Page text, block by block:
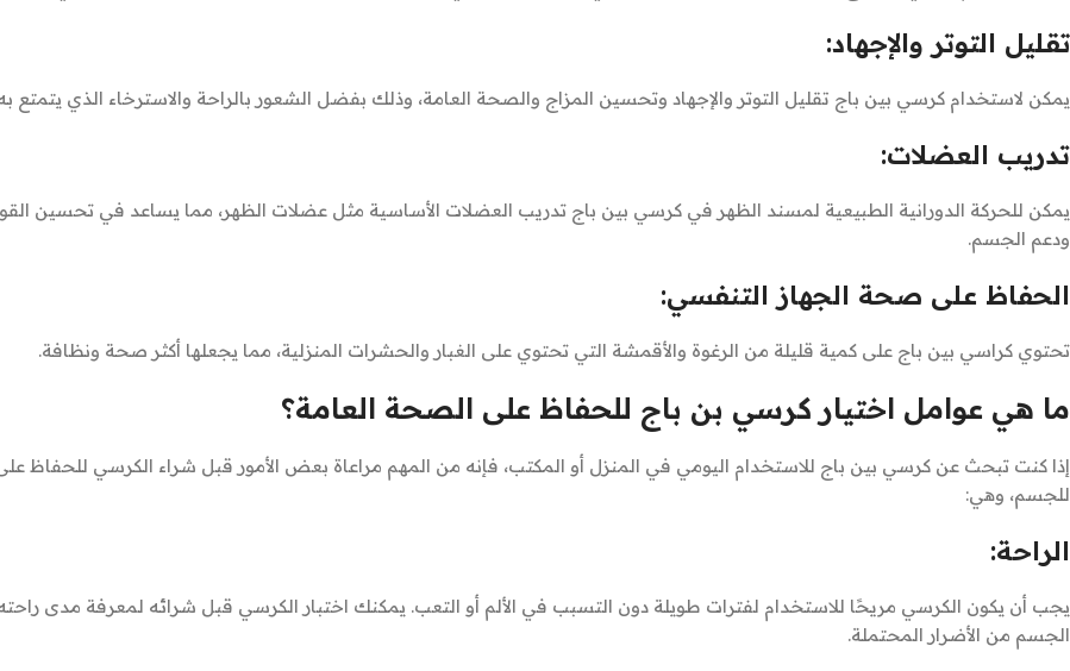
تقليل التوتر والإجهاد:
يمكن لاستخدام كرسي بين باج تقليل التوتر والإجهاد وتحسين المزاج والصحة العامة، وذلك بفضل الشعور بالراحة والاسترخاء الذي يتمتع
تدريب العضلات:
يمكن للحركة الدورانية الطبيعية لمسند الظهر في كرسي بين باج تدريب العضلات الأساسية مثل عضلات الظهر، مما يساعد في تحسين
ودعم الجسم.
الحفاظ على صحة الجهاز التنفسي:
تحتوي كراسي بين باج على كمية قليلة من الرغوة والأقمشة التي تحتوي على الغبار والحشرات المنزلية، مما يجعلها أكثر صحة ونظافة.
ما هي عوامل اختيار كرسي بن باج للحفاظ على الصحة العامة؟
إذا كنت تبحث عن كرسي بين باج للاستخدام اليومي في المنزل أو المكتب، فإنه من المهم مراعاة بعض الأمور قبل شراء الكرسي للحفاظ
للجسم، وهي:
الراحة:
يجب أن يكون الكرسي مريحًا للاستخدام لفترات طويلة دون التسبب في الألم أو التعب. يمكنك اختبار الكرسي قبل شرائه لمعرفة مدى
الجسم من الأضرار المحتملة.